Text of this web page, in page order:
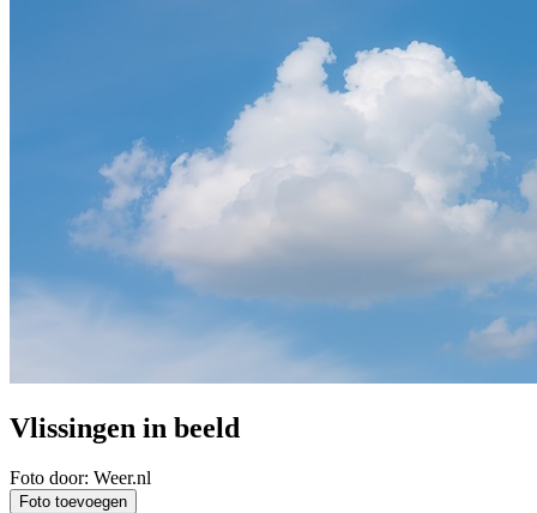
Vlissingen in beeld
Foto door: Weer.nl
Foto toevoegen